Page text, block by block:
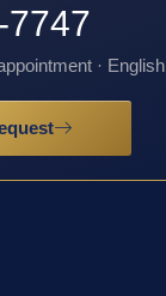
7747
·